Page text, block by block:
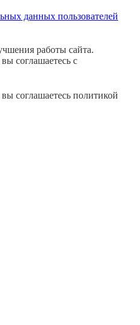
данных пользователей
работы сайта.
соглашаетесь с
соглашаетесь политикой